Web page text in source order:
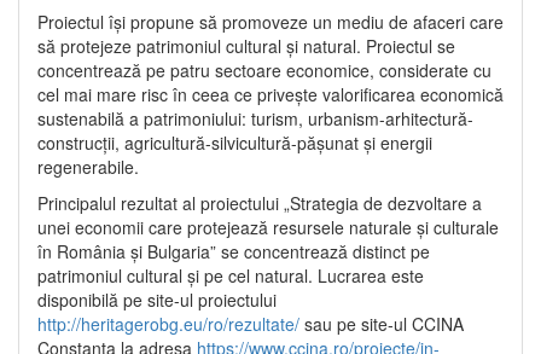
Proiectul își propune să promoveze un mediu de afaceri care
să protejeze patrimoniul cultural și natural. Proiectul se
concentrează pe patru sectoare economice, considerate cu
cel mai mare risc în ceea ce privește valorificarea economică
sustenabilă a patrimoniului: turism, urbanism-arhitectură-
construcții, agricultură-silvicultură-pășunat și energii
regenerabile.
Principalul rezultat al proiectului „Strategia de dezvoltare a
unei economii care protejează resursele naturale și culturale
în România și Bulgaria” se concentrează distinct pe
patrimoniul cultural și pe cel natural. Lucrarea este
disponibilă pe site-ul proiectului
http://heritagerobg.eu/ro/rezultate/ sau pe site-ul CCINA
Constanța la adresa https://www.ccina.ro/proiecte/in-